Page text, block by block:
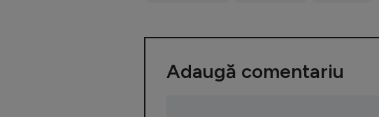
Adaugă comentariu